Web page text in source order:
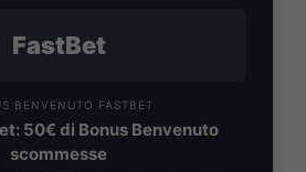
FastBet
BENVENUTO FASTBET
50€ di Bonus Benvenuto
scommesse